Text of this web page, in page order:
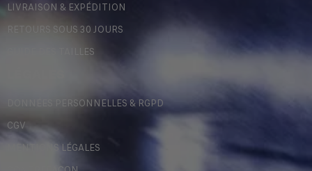
LIVRAISON & EXPÉDITION
RETOURS SOUS 30 JOURS
GUIDE DES TAILLES
DONNÉES PERSONNELLES & RGPD
CGV
MENTIONS LÉGALES